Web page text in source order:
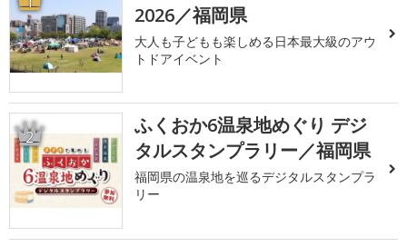
2026／福岡県
大人も子どもも楽しめる日本最大級のアウ
トドアイベント
2
ふくおか6温泉地めぐり デジ
タルスタンプラリー／福岡県
福岡県の温泉地を巡るデジタルスタンプラ
リー